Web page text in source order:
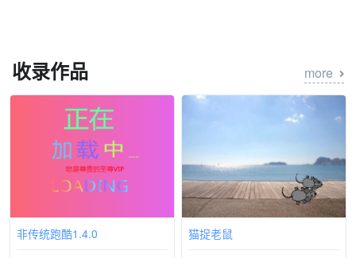
收录作品 more
非传统跑酷1.4.0 猫捉老鼠